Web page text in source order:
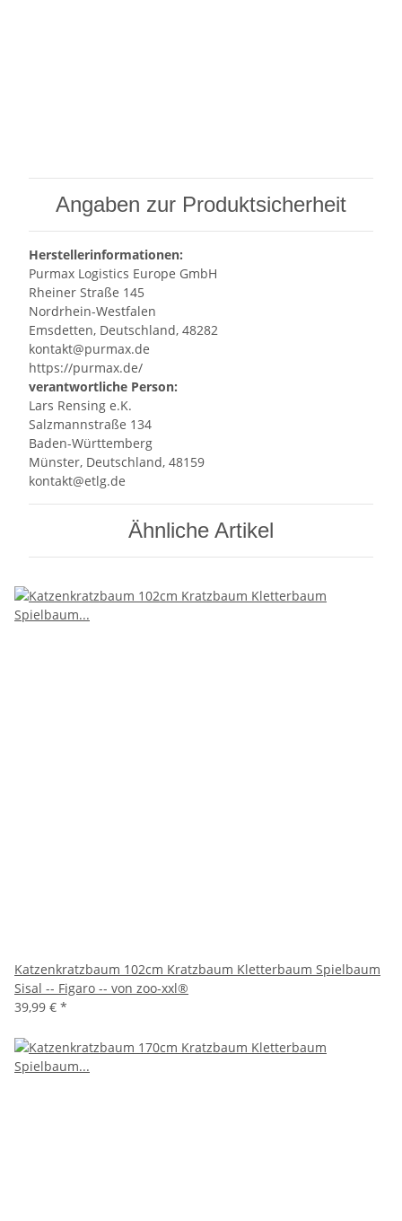
Angaben zur Produktsicherheit
Herstellerinformationen:
Purmax Logistics Europe GmbH
Rheiner Straße 145
Nordrhein-Westfalen
Emsdetten, Deutschland, 48282
kontakt@purmax.de
https://purmax.de/
verantwortliche Person:
Lars Rensing e.K.
Salzmannstraße 134
Baden-Württemberg
Münster, Deutschland, 48159
kontakt@etlg.de
Ähnliche Artikel
Katzenkratzbaum 102cm Kratzbaum Kletterbaum Spielbaum
Sisal -- Figaro -- von zoo-xxl®
39,99 € *